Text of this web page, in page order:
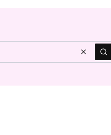
Wyczyść